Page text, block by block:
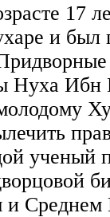
17
и был
Нуха
ученый
Среднем